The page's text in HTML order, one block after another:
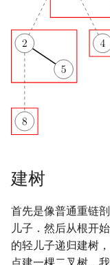
建树
首先是像普通重链
儿子．然后从根开
的轻儿子递归建树